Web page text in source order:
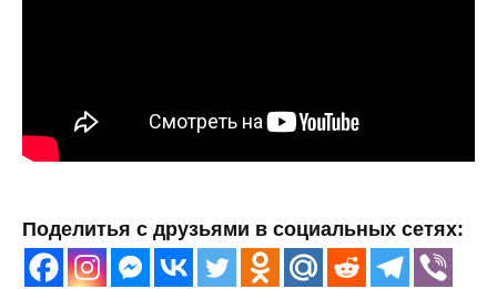
Поделитья с друзьями в социальных сетях: